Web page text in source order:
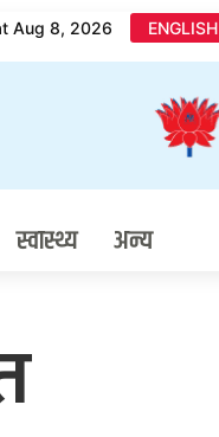
Aug 8, 2026 ENGLISH
स्वास्थ्य अन्य